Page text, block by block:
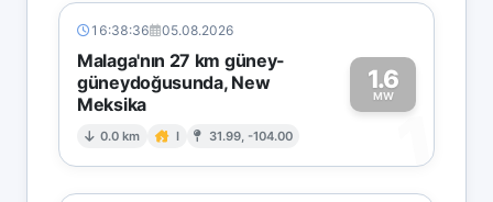
16:38:36 05.08.2026
Malaga'nın 27 km güney-
güneydoğusunda, New
Meksika
0.0 km I 31.99, -104.00
1.6
MW
1